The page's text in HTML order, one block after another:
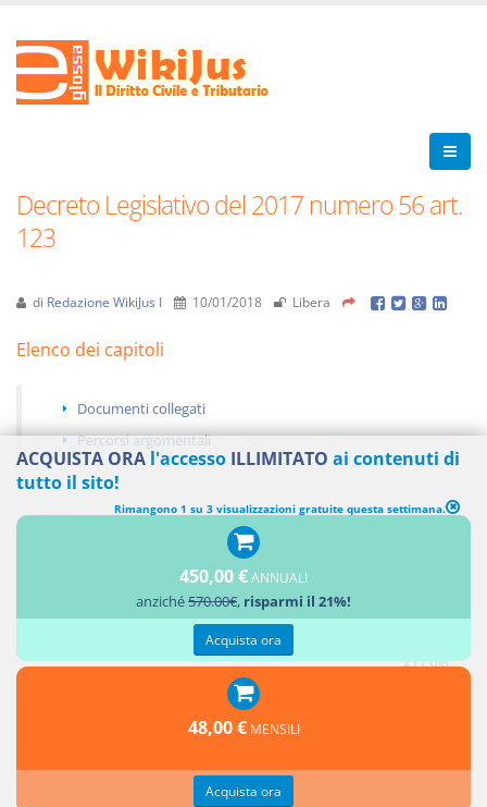
Decreto Legislativo del 2017 numero 56 art.
123
di Redazione WikiJus I 10/01/2018 Libera
Elenco dei capitoli
Documenti collegati
Percorsi argomentali
MODIFICHE ALL'ARTICOLO 211 DEL DECRETO LEGISLATIVO 18
211 del
2016, n.
ACQUISTA ORA l'accesso ILLIMITATO ai contenuti di
tutto il sito!
Rimangono 1 su 3 visualizzazioni gratuite questa settimana.
450,00 €ANNUALI
anziché570.00€, risparmi il 21%!
Acquista ora
48,00 € MENSILI
Acquista ora